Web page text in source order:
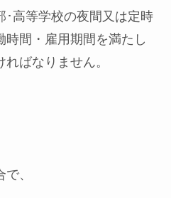
･高等学校の夜間又は定時
間・雇用期間を満たし
ばなりません。
、